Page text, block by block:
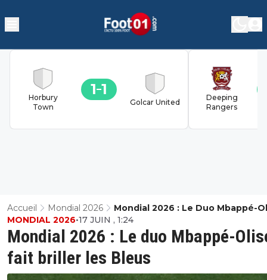
Horbury
Town
1 1
Golcar United
Deeping
Rangers
Accueil Mondial 2026
Mondial 2026 : Le Duo Mbappé-
Fait Briller Les Bleus
Mondial 2026 : Le duo Mbappé-
fait briller les Bleus
MONDIAL 2026•17 JUIN , 1:24